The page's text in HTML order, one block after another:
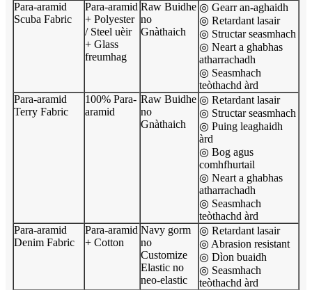
Para-aramid
Scuba Fabric
Para-aramid
+ Polyester
/ Steel uèir
+ Glass
freumhag
Raw Buidhe
no
Gnàthaich
◎ Gearr an-aghaidh
◎ Retardant lasair
◎ Structar seasmhach
◎ Neart a ghabhas
atharrachadh
◎ Seasmhach
teòthachd àrd
Para-aramid
Terry Fabric
100% Para-
aramid
Raw Buidhe
no
Gnàthaich
◎ Retardant lasair
◎ Structar seasmhach
◎ Puing leaghaidh
àrd
◎ Bog agus
comhfhurtail
◎ Neart a ghabhas
atharrachadh
◎ Seasmhach
teòthachd àrd
Para-aramid
Denim Fabric
Para-aramid
+ Cotton
Navy gorm
no
Customize
Elastic no
neo-elastic
◎ Retardant lasair
◎ Abrasion resistant
◎ Dìon buaidh
◎ Seasmhach
teòthachd àrd